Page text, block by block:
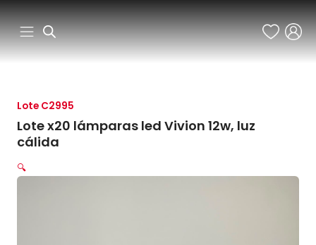
Ir
al
contenido
Lote C2995
Lote x20 lámparas led Vivion 12w, luz
cálida
🔍